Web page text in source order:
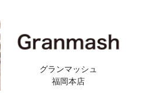
グランマッシュ
福岡本店